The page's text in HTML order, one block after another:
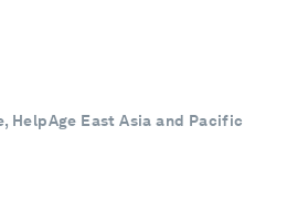
HelpAge East Asia and Pacific